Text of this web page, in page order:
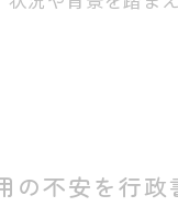
の不安を行